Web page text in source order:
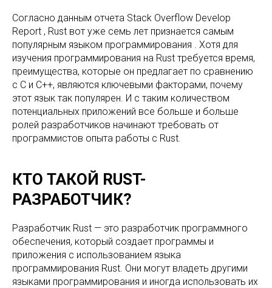
Согласно данным отчета Stack Overflow Develop
Report , Rust вот уже семь лет признается самым
популярным языком программирования . Хотя для
изучения программирования на Rust требуется время,
преимущества, которые он предлагает по сравнению
с C и C++, являются ключевыми факторами, почему
этот язык так популярен. И с таким количеством
потенциальных приложений все больше и больше
ролей разработчиков начинают требовать от
программистов опыта работы с Rust.
КТО ТАКОЙ RUST-
РАЗРАБОТЧИК?
Разработчик Rust — это разработчик программного
обеспечения, который создает программы и
приложения с использованием языка
программирования Rust. Они могут владеть другими
языками программирования и иногда использовать их